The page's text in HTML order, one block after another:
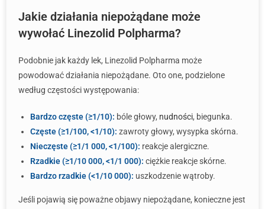
Jakie działania niepożądane może
wywołać Linezolid Polpharma?
Podobnie jak każdy lek, Linezolid Polpharma może
powodować działania niepożądane. Oto one, podzielone
według częstości występowania:
Bardzo częste (≥1/10): bóle głowy, nudności, biegunka.
Częste (≥1/100, <1/10): zawroty głowy, wysypka skórna.
Nieczęste (≥1/1 000, <1/100): reakcje alergiczne.
Rzadkie (≥1/10 000, <1/1 000): ciężkie reakcje skórne.
Bardzo rzadkie (<1/10 000): uszkodzenie wątroby.
Jeśli pojawią się poważne objawy niepożądane, konieczne jest